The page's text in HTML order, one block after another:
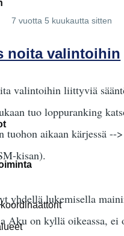
7 vuotta 5 kuukautta sitten
noita valintoihin
valintoihin liittyviä
tuo loppuranking
tuohon aikaan kärjessä
kisan).
yhdellä lukemisella
Aku on kyllä oikeassa,